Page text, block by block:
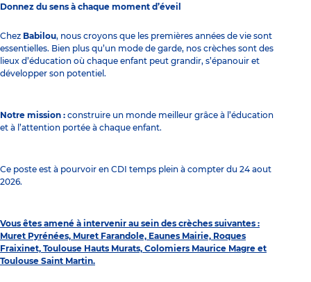
Donnez du sens à chaque moment d’éveil
Chez Babilou, nous croyons que les premières années de vie sont
essentielles. Bien plus qu’un mode de garde, nos crèches sont des
lieux d’éducation où chaque enfant peut grandir, s’épanouir et
développer son potentiel.
Notre mission : construire un monde meilleur grâce à l’éducation
et à l’attention portée à chaque enfant.
Ce poste est à pourvoir en CDI temps plein à compter du 24 aout
2026.
Vous êtes amené à intervenir au sein des crèches suivantes :
Muret Pyrénées, Muret Farandole, Eaunes Mairie, Roques
Fraixinet, Toulouse Hauts Murats, Colomiers Maurice Magre et
Toulouse Saint Martin.